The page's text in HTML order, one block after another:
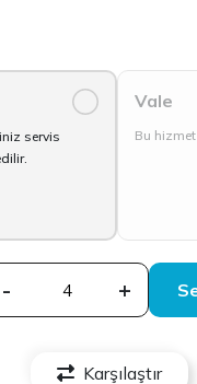
servis
Vale
Bu
- +
Karşılaştır